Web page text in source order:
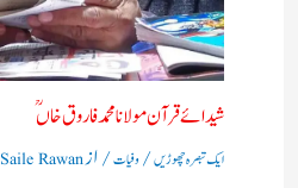
شیدائے قرآن مولانا محمد فاروق خاں ؒ
ایک تبصرہ چھوڑیں/ وفیات/ ازSaile Rawan